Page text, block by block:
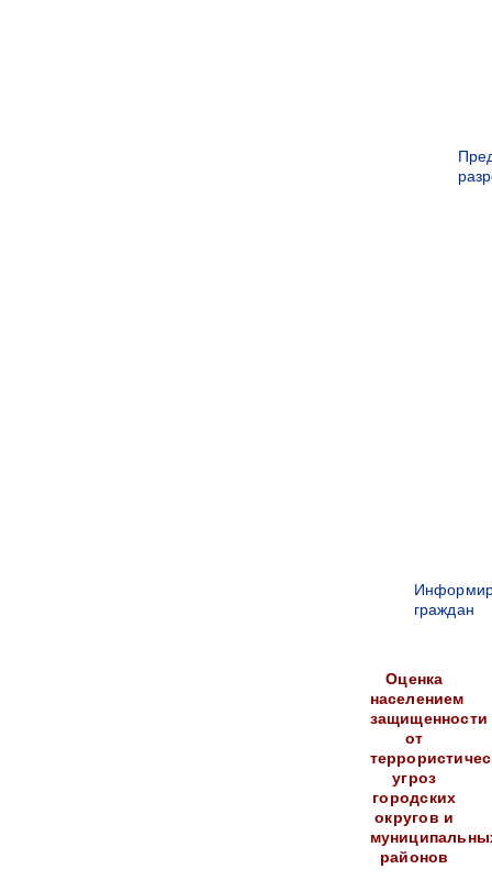
граждан
Оценка
населением
защищенности
от
угроз
городских
округов и
районов